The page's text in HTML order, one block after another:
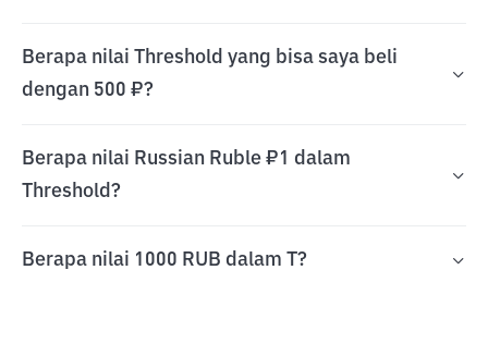
Berapa nilai Threshold yang bisa saya beli
dengan 500 ₽?
Berapa nilai Russian Ruble ₽1 dalam
Threshold?
Berapa nilai 1000 RUB dalam T?